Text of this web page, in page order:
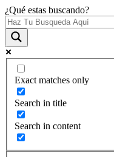
¿Qué estas buscando?
Exact matches only
Search in title
Search in content